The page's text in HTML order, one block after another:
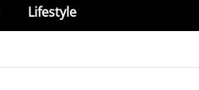
Lifestyle